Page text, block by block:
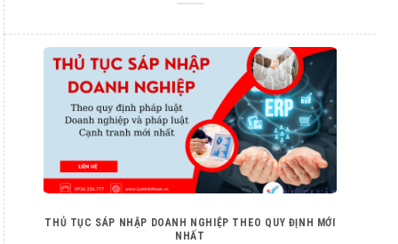
THỦ TỤC SÁP NHẬP DOANH NGHIỆP THEO QUY ĐỊNH MỚI
NHẤT